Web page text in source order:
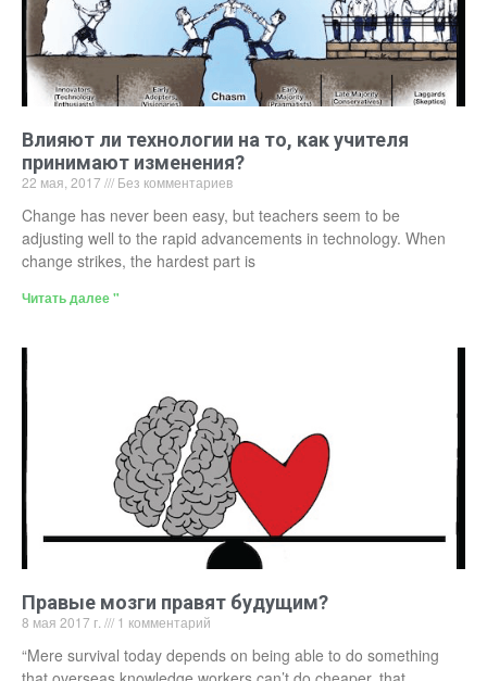
Влияют ли технологии на то, как учителя
принимают изменения?
22 мая, 2017 Без комментариев
Change has never been easy, but teachers seem to be
adjusting well to the rapid advancements in technology. When
change strikes, the hardest part is
Читать далее "
Правые мозги правят будущим?
8 мая 2017 г. 1 комментарий
“Mere survival today depends on being able to do something